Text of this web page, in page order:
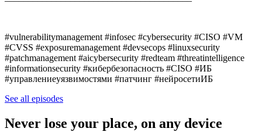
#vulnerabilitymanagement #infosec #cybersecurity #CISO #VM
#CVSS #exposuremanagement #devsecops #linuxsecurity
#patchmanagement #aicybersecurity #redteam #threatintelligence
#informationsecurity #кибербезопасность #CISO #ИБ
#управлениеуязвимостями #патчинг #нейросетиИБ
See all episodes
Never lose your place, on any device